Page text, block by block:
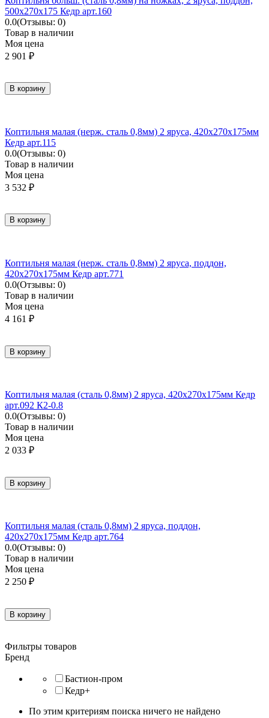
500х270х175 Кедр арт.160
0.0(Отзывы: 0)
Товар в наличии
Моя цена
2 901 ₽
В корзину
Коптильня малая (нерж. сталь 0,8мм) 2 яруса, 420х270х175мм
Кедр арт.115
0.0(Отзывы: 0)
Товар в наличии
Моя цена
3 532 ₽
В корзину
Коптильня малая (нерж. сталь 0,8мм) 2 яруса, поддон,
420х270х175мм Кедр арт.771
0.0(Отзывы: 0)
Товар в наличии
Моя цена
4 161 ₽
В корзину
Коптильня малая (сталь 0,8мм) 2 яруса, 420х270х175мм Кедр
арт.092 К2-0.8
0.0(Отзывы: 0)
Товар в наличии
Моя цена
2 033 ₽
В корзину
Коптильня малая (сталь 0,8мм) 2 яруса, поддон,
420х270х175мм Кедр арт.764
0.0(Отзывы: 0)
Товар в наличии
Моя цена
2 250 ₽
В корзину
Фильтры товаров
Бренд
Бастион-пром
Кедр+
По этим критериям поиска ничего не найдено